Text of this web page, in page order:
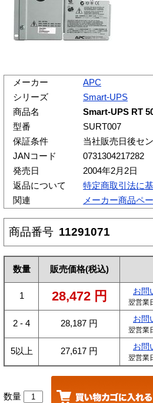
メーカー
APC
シリーズ
Smart-UPS
商品名
Smart-UPS RT
型番
SURT007
保証条件
当社販売日後セ
JANコード
0731304217282
発売日
2004年2月2日
返品について
特定商取引法に
関連
メーカー商品ペ
商品番号 11291071
数量 販売価格(税込)
1 28,472 円 お問
翌営業
2 - 4 28,187 円 お問
翌営業
5以上 27,617 円 お問
翌営業
数量